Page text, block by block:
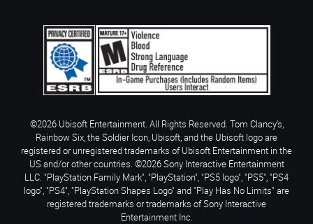
©2026 Ubisoft Entertainment. All Rights Reserved. Tom Clancy’s,
Rainbow Six, the Soldier Icon, Ubisoft, and the Ubisoft logo are
registered or unregistered trademarks of Ubisoft Entertainment in the
US and/or other countries. ©2026 Sony Interactive Entertainment
LLC. "PlayStation Family Mark", "PlayStation", "PS5 logo", "PS5", "PS4
logo", "PS4", "PlayStation Shapes Logo" and "Play Has No Limits" are
registered trademarks or trademarks of Sony Interactive
Entertainment Inc.